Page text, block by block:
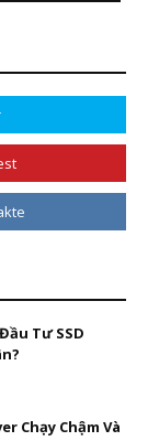
Tư SSD
Chạy Chậm Và